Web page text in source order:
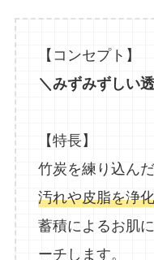
【コンセプト】
＼みずみずしい
【特長】
竹炭を練り込んだ
汚れや皮脂を浄
蓄積によるお肌
ーチします。